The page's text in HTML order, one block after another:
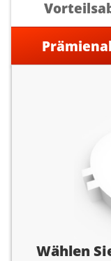
Abolaufzeit
Wählen